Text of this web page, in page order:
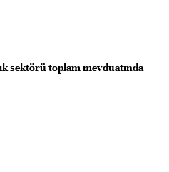
sektörü toplam mevduatında